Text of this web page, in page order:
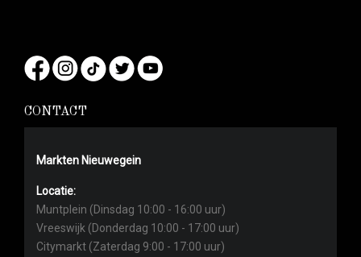
CONTACT
Markten Nieuwegein
Locatie:
Muntplein (Dinsdag 10:00 - 16:00 uur)
Vreeswijk (Donderdag 10:00 - 17:00 uur)
Citymarkt (Zaterdag 9:00 - 17:00 uur)